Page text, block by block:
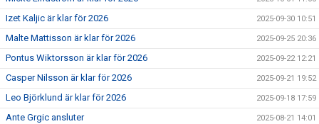
Izet Kaljic är klar för 2026 2025-09-30 10:51
Malte Mattisson är klar för 2026 2025-09-25 20:36
Pontus Wiktorsson är klar för 2026 2025-09-22 12:21
Casper Nilsson är klar för 2026 2025-09-21 19:52
Leo Björklund är klar för 2026 2025-09-18 17:59
Ante Grgic ansluter 2025-08-21 14:01